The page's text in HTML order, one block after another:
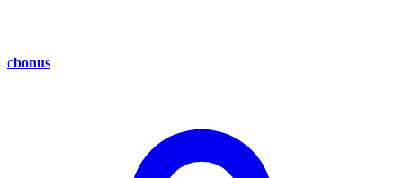
cbonus